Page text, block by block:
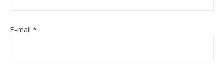
E-mail *